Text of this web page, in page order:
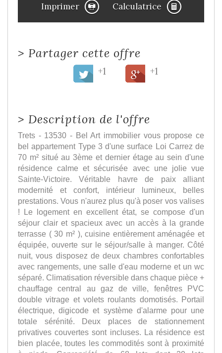
Imprimer Calculatrice
> Partager cette offre
+1 +1
> Description de l'offre
Trets - 13530 - Bel Art immobilier vous propose ce
bel appartement Type 3 d'une surface Loi Carrez de
70 m² situé au 3ème et dernier étage au sein d'une
résidence calme et sécurisée avec une jolie vue
Sainte-Victoire. Véritable havre de paix alliant
modernité et confort, intérieur lumineux, belles
prestations. Vous n'aurez plus qu'à poser vos valises
! Le logement en excellent état, se compose d'un
séjour clair et spacieux avec un accès à la grande
terrasse ( 30 m² ), cuisine entièrement aménagée et
équipée, ouverte sur le séjour/salle à manger. Côté
nuit, vous disposez de deux chambres confortables
avec rangements, une salle d'eau moderne et un wc
séparé. Climatisation réversible dans chaque pièce +
chauffage central au gaz de ville, fenêtres PVC
double vitrage et volets roulants domotisés. Portail
électrique, digicode et système d'alarme pour une
totale sérénité. Deux places de stationnement
privatives couvertes sont incluses. La résidence est
bien placée, toutes les commodités sont à proximité